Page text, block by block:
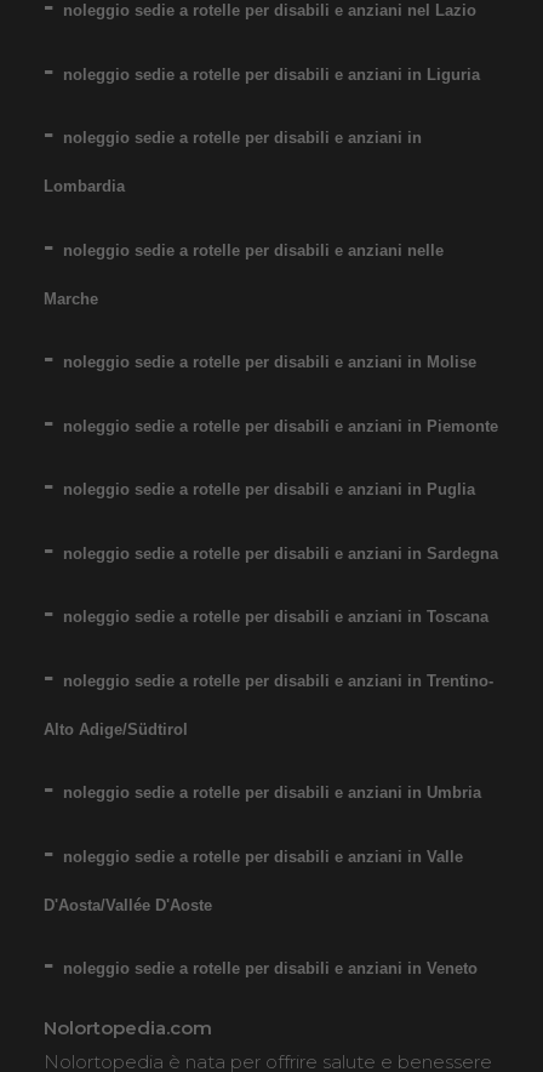
pieghevole ad autospinta
60 cm, per persone obese,
portata fino 160 kg. Noleggio
Consegniamo a domicilio in
maggiori informazioni!
COSTO NOLEGGIO
da 89,00€
SCHEDA COMPLETA
Noleggio Carrozzina
- con reggigambe -
noleggio sedie a rotelle per disabili e anziani nel Lazio
noleggio sedie a rotelle per disabili e anziani in Liguria
noleggio sedie a rotelle per disabili e anziani in
Lombardia
noleggio sedie a rotelle per disabili e anziani nelle
Marche
noleggio sedie a rotelle per disabili e anziani in Molise
noleggio sedie a rotelle per disabili e anziani in Piemonte
noleggio sedie a rotelle per disabili e anziani in Puglia
noleggio sedie a rotelle per disabili e anziani in Sardegna
noleggio sedie a rotelle per disabili e anziani in Toscana
noleggio sedie a rotelle per disabili e anziani in Trentino-
Alto Adige/Südtirol
noleggio sedie a rotelle per disabili e anziani in Umbria
noleggio sedie a rotelle per disabili e anziani in Valle
D'Aosta/Vallée D'Aoste
noleggio sedie a rotelle per disabili e anziani in Veneto
Nolortopedia.com
Nolortopedia è nata per offrire salute e benessere